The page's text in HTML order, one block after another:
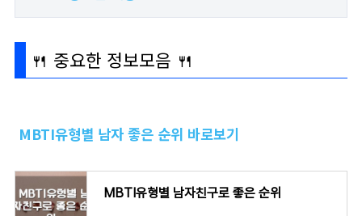
🍴 중요한 정보모음 🍴
MBTI유형별 남자 좋은 순위 바로보기
MBTI유형별 남자친구로 좋은 순위